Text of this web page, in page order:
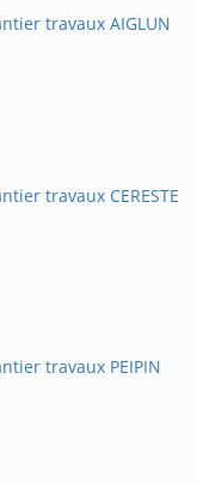
travaux AIGLUN
travaux CERESTE
travaux PEIPIN